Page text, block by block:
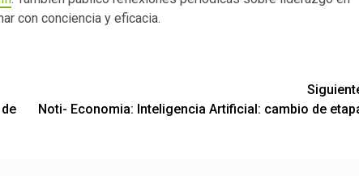
con conciencia y eficacia.
Noti- Economia: Inteligencia Artificial: cambio de